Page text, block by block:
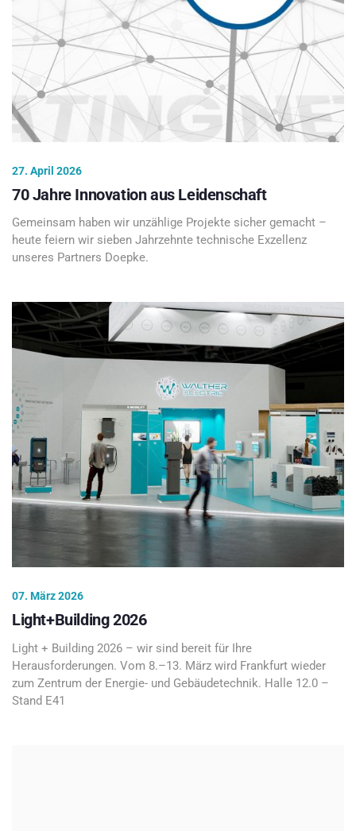
27. April 2026
70 Jahre Innovation aus Leidenschaft
Gemeinsam haben wir unzählige Projekte sicher gemacht –
heute feiern wir sieben Jahrzehnte technische Exzellenz
unseres Partners Doepke.
07. März 2026
Light+Building 2026
Light + Building 2026 – wir sind bereit für Ihre
Herausforderungen. Vom 8.–13. März wird Frankfurt wieder
zum Zentrum der Energie- und Gebäudetechnik. Halle 12.0 –
Stand E41